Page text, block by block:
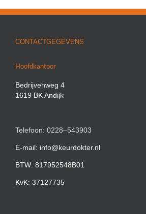
CONTACTGEGEVENS
Hoofdkantoor
Bedrijvenweg 4
1619 BK Andijk
Telefoon: 0228–543903
E-mail: info@keurdokter.nl
BTW: 817952548B01
KvK: 37127735